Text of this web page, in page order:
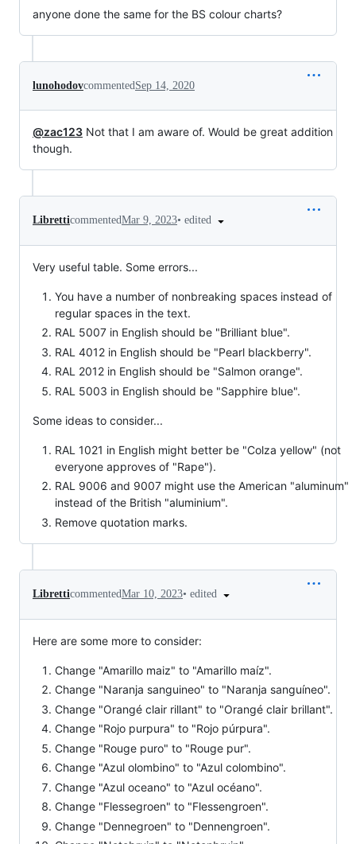
anyone done the same for the BS colour charts?
lunohodovcommentedSep 14, 2020
@zac123 Not that I am aware of. Would be great addition
though.
LibretticommentedMar 9, 2023• edited
Very useful table. Some errors...
You have a number of nonbreaking spaces instead of
regular spaces in the text.
RAL 5007 in English should be "Brilliant blue".
RAL 4012 in English should be "Pearl blackberry".
RAL 2012 in English should be "Salmon orange".
RAL 5003 in English should be "Sapphire blue".
Some ideas to consider...
RAL 1021 in English might better be "Colza yellow" (not
everyone approves of "Rape").
RAL 9006 and 9007 might use the American "aluminum"
instead of the British "aluminium".
Remove quotation marks.
LibretticommentedMar 10, 2023• edited
Here are some more to consider:
Change "Amarillo maiz" to "Amarillo maíz".
Change "Naranja sanguineo" to "Naranja sanguíneo".
Change "Orangé clair rillant" to "Orangé clair brillant".
Change "Rojo purpura" to "Rojo púrpura".
Change "Rouge puro" to "Rouge pur".
Change "Azul olombino" to "Azul colombino".
Change "Azul oceano" to "Azul océano".
Change "Flessegroen" to "Flessengroen".
Change "Dennegroen" to "Dennengroen".